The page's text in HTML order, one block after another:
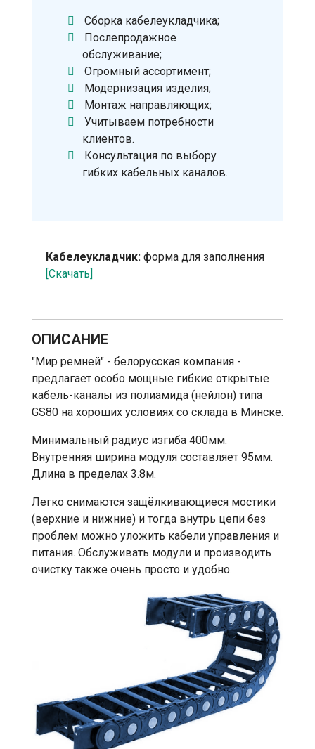
Сборка кабелеукладчика;
Послепродажное
обслуживание;
Огромный ассортимент;
Модернизация изделия;
Монтаж направляющих;
Учитываем потребности
клиентов.
Консультация по выбору
гибких кабельных каналов.
Кабелеукладчик: форма для заполнения
[Скачать]
ОПИСАНИЕ
"Мир ремней" - белорусская компания -
предлагает особо мощные гибкие открытые
кабель-каналы из полиамида (нейлон) типа
GS80 на хороших условиях со склада в Минске.
Минимальный радиус изгиба 400мм.
Внутренняя ширина модуля составляет 95мм.
Длина в пределах 3.8м.
Легко снимаются защёлкивающиеся мостики
(верхние и нижние) и тогда внутрь цепи без
проблем можно уложить кабели управления и
питания. Обслуживать модули и производить
очистку также очень просто и удобно.